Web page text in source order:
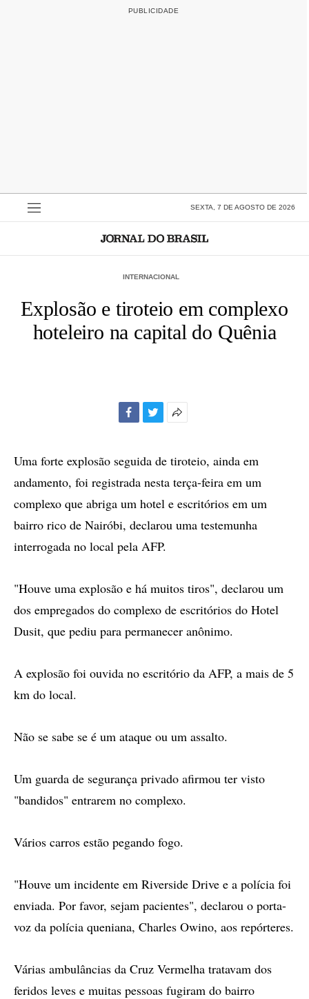
SEXTA, 7 DE AGOSTO DE 2026
INTERNACIONAL
Explosão e tiroteio em complexo
hoteleiro na capital do Quênia
compartilhamento
Uma forte explosão seguida de tiroteio, ainda em
andamento, foi registrada nesta terça-feira em um
complexo que abriga um hotel e escritórios em um
bairro rico de Nairóbi, declarou uma testemunha
interrogada no local pela AFP.
"Houve uma explosão e há muitos tiros", declarou um
dos empregados do complexo de escritórios do Hotel
Dusit, que pediu para permanecer anônimo.
A explosão foi ouvida no escritório da AFP, a mais de 5
km do local.
Não se sabe se é um ataque ou um assalto.
Um guarda de segurança privado afirmou ter visto
"bandidos" entrarem no complexo.
Vários carros estão pegando fogo.
"Houve um incidente em Riverside Drive e a polícia foi
enviada. Por favor, sejam pacientes", declarou o porta-
voz da polícia queniana, Charles Owino, aos repórteres.
Várias ambulâncias da Cruz Vermelha tratavam dos
feridos leves e muitas pessoas fugiram do bairro